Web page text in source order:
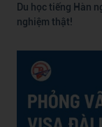
Du học tiếng Hàn
nghiệm thật!